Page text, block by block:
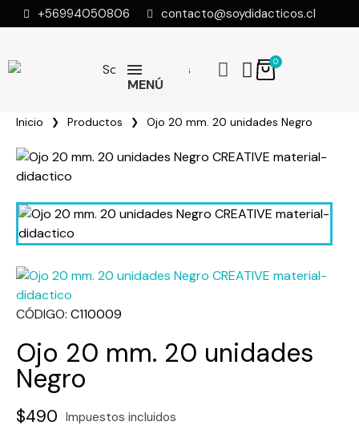
+56994050806 contacto@soydidacticos.cl
MENÚ
Inicio Productos Ojo 20 mm. 20 unidades Negro
CÓDIGO C110009
Ojo 20 mm. 20 unidades
Negro
$490 Impuestos incluidos